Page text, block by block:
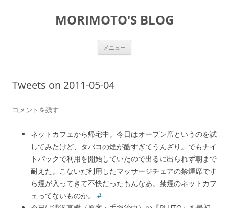
MORIMOTO'S BLOG
メニュー
Tweets on 2011-05-04
コメントを残す
ネットカフェから帰宅中。今日はオープン席というのを試
してみたけど、タバコの煙が酷すぎてうんざり。でもナイ
トパックで利用を開始していたので出るに出られず朝まで
耐えた。こないだ利用したマッサージチェアの禁煙席です
ら煙が入ってきて不快だったもんなあ。禁煙のネットカフ
ェってないものか。 #